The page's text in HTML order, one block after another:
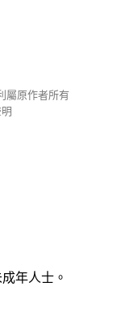
屬原作者所有
年人士。